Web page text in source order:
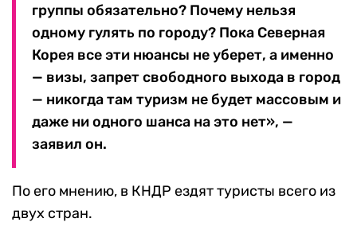
группы обязательно? Почему нельзя
одному гулять по городу? Пока Северная
Корея все эти нюансы не уберет, а именно
— визы, запрет свободного выхода в город
— никогда там туризм не будет массовым и
даже ни одного шанса на это нет», —
заявил он.
По его мнению, в КНДР ездят туристы всего из
двух стран.